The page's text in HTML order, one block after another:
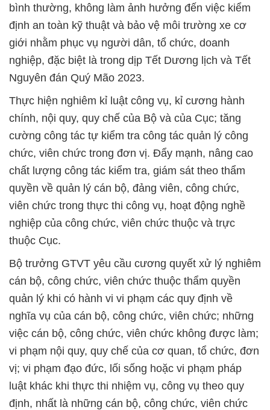
bình thường, không làm ảnh hưởng đến việc kiểm
định an toàn kỹ thuật và bảo vệ môi trường xe cơ
giới nhằm phục vụ người dân, tổ chức, doanh
nghiệp, đặc biệt là trong dịp Tết Dương lịch và Tết
Nguyên đán Quý Mão 2023.
Thực hiện nghiêm kỉ luật công vụ, kỉ cương hành
chính, nội quy, quy chế của Bộ và của Cục; tăng
cường công tác tự kiểm tra công tác quản lý công
chức, viên chức trong đơn vị. Đẩy mạnh, nâng cao
chất lượng công tác kiểm tra, giám sát theo thẩm
quyền về quản lý cán bộ, đảng viên, công chức,
viên chức trong thực thi công vụ, hoạt động nghề
nghiệp của công chức, viên chức thuộc và trực
thuộc Cục.
Bộ trưởng GTVT yêu cầu cương quyết xử lý nghiêm
cán bộ, công chức, viên chức thuộc thẩm quyền
quản lý khi có hành vi vi phạm các quy định về
nghĩa vụ của cán bộ, công chức, viên chức; những
việc cán bộ, công chức, viên chức không được làm;
vi phạm nội quy, quy chế của cơ quan, tổ chức, đơn
vị; vi phạm đạo đức, lối sống hoặc vi phạm pháp
luật khác khi thực thi nhiệm vụ, công vụ theo quy
định, nhất là những cán bộ, công chức, viên chức